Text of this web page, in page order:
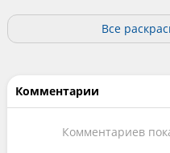
Все
Комментарии
Комментариев